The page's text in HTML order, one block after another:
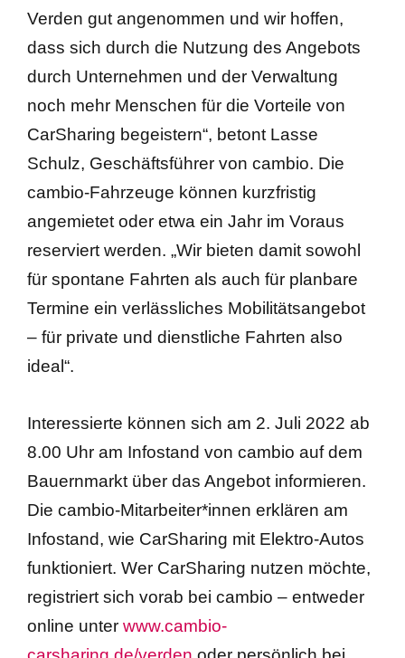
Verden gut angenommen und wir hoffen,
dass sich durch die Nutzung des Angebots
durch Unternehmen und der Verwaltung
noch mehr Menschen für die Vorteile von
CarSharing begeistern“, betont Lasse
Schulz, Geschäftsführer von cambio. Die
cambio-Fahrzeuge können kurzfristig
angemietet oder etwa ein Jahr im Voraus
reserviert werden. „Wir bieten damit sowohl
für spontane Fahrten als auch für planbare
Termine ein verlässliches Mobilitätsangebot
– für private und dienstliche Fahrten also
ideal“.
Interessierte können sich am 2. Juli 2022 ab
8.00 Uhr am Infostand von cambio auf dem
Bauernmarkt über das Angebot informieren.
Die cambio-Mitarbeiter*innen erklären am
Infostand, wie CarSharing mit Elektro-Autos
funktioniert. Wer CarSharing nutzen möchte,
registriert sich vorab bei cambio – entweder
online unter www.cambio-